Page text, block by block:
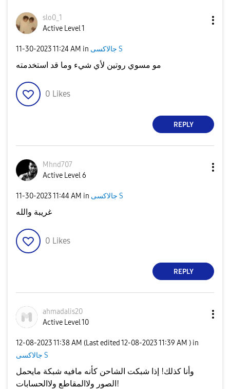
slo0_1
Active Level 1
‎11-30-202311:24 AM in جالاكسى S
مو مسوي روتين لأي شيء وما قد استخدمته
0 Likes
REPLY
Mhnd707
Active Level 6
‎11-30-202311:44 AM in جالاكسى S
غريبة والله
0 Likes
REPLY
ahmadalis20
Active Level 10
‎12-08-202311:38 AM (Last edited ‎12-08-202311:39 AM ) in
جالاكسى S
وأنا كذلك! إذا شبكت الشاحن كأنه مافيه شبكة مايحمل
الصور ولاالمقاطع ولاالحسابات!